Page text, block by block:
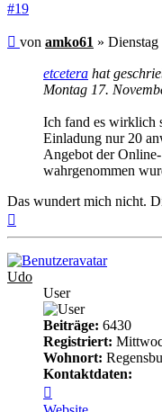
#19
Beitrag
von amko61 »
etcetera hat
Montag 17.
Ich fand es wirklich
Einladung nur 20
Angebot der
wahrgenommen
Das wundert mich nicht.
oben
Udo
User
Beiträge: 6430
Registriert:
Wohnort:
Kontaktdaten:
von